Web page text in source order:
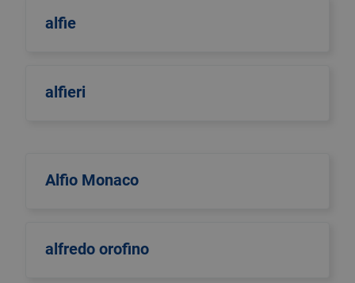
alfie
alfieri
Alfio Monaco
alfredo orofino